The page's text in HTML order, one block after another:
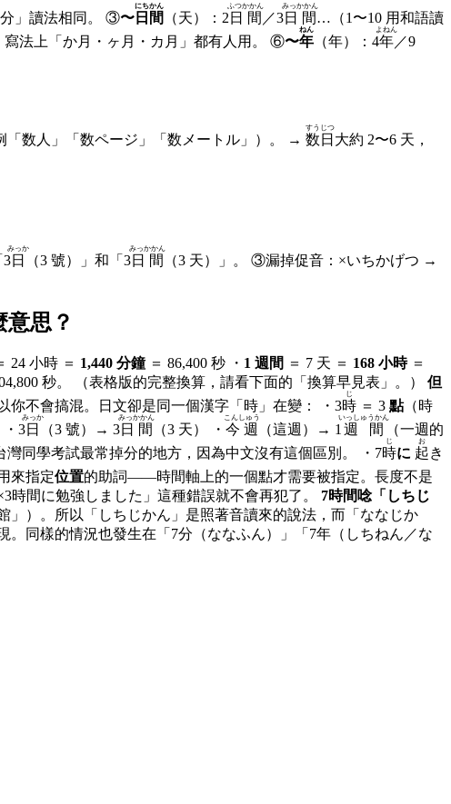
」讀法相同。 ③〜 日間
にちかん
（天）：2 日間
ふつかかん
／3日間
みっかかん
…（1〜10 用和語讀
寫法上「か月・ヶ月・カ月」都有人用。 ⑥〜年
ねん
（年）：4年
よねん
／9
「数人」「数ページ」「数メートル」）。 → 数日
すうじつ
大約 2〜6 天，
3日
みっか
（3 號）」和「3日間
みっかかん
（3 天）」。 ③漏掉促音：×いちかげつ →
意思？
24 小時 ＝ 1,440 分鐘＝ 86,400 秒 ・ 1 週間 ＝ 7 天 ＝ 168 小時＝
。再乘 60 就是 604,800 秒。 （表格版的完整換算，請看下面的「換算早見表」。） 但
中文說「三點」和「三個小時」，用的是兩個不同的量詞，所以你不會搞混。日文卻是同一個漢字「時」在變： ・3時
じ
＝ 3 點（時
。 而且這個規則是全面性的，不只用在「時」： ・3日
みっか
（3 號）→ 3日間
みっかかん
（3 天） ・ 今週
こんしゅう
（這週）→ 1週間
いっしゅうかん
（一週的
這是台灣同學考試最常掉分的地方，因為中文沒有這個區別。 ・7時
じ
に 起
お
き
用來指定位置的助詞——時間軸上的一個點才需要被指定。長度不是
食べる」「3つ 買う」是同一個用法。 這條規則一旦理解，「×3時間に勉強しました」這種錯誤就不會再犯了。 7時間唸「しちじ
」）。所以「しちじかん」是照著音讀來的說法，而「ななじか
同樣的情況也發生在「7分（ななふん）」「7年（しちねん／な